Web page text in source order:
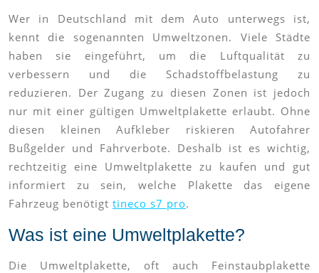
Wer in Deutschland mit dem Auto unterwegs ist,
kennt die sogenannten Umweltzonen. Viele Städte
haben sie eingeführt, um die Luftqualität zu
verbessern und die Schadstoffbelastung zu
reduzieren. Der Zugang zu diesen Zonen ist jedoch
nur mit einer gültigen Umweltplakette erlaubt. Ohne
diesen kleinen Aufkleber riskieren Autofahrer
Bußgelder und Fahrverbote. Deshalb ist es wichtig,
rechtzeitig eine Umweltplakette zu kaufen und gut
informiert zu sein, welche Plakette das eigene
Fahrzeug benötigt tineco s7 pro.
Was ist eine Umweltplakette?
Die Umweltplakette, oft auch Feinstaubplakette